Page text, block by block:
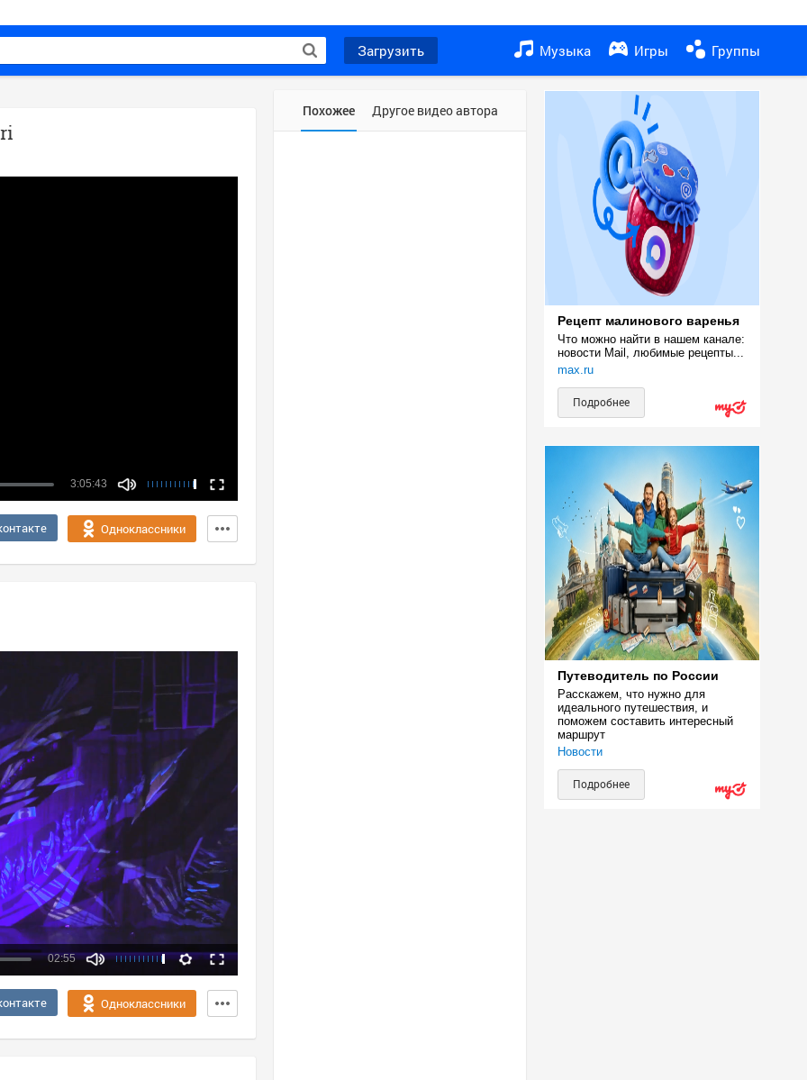
Загрузить Музыка Игры Группы
3:05:43
Одноклассники
Качество:
360p
720p
02:55
Одноклассники
Похожее Другое видео автора
Рецепт малинового варенья
Что можно найти в нашем канале:
новости Mail, любимые рецепты...
max.ru
Подробнее
Путеводитель по России
Расскажем, что нужно для
идеального путешествия, и
поможем составить интересный
маршрут
Новости
Подробнее